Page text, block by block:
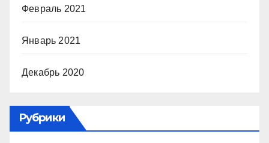
Февраль 2021
Январь 2021
Декабрь 2020
Рубрики